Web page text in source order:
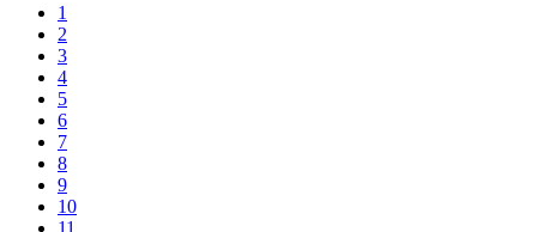
1
2
3
4
5
6
7
8
9
10
11